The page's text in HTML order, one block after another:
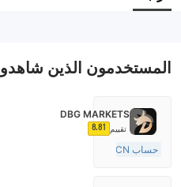
اسم الشركة
المستخدمون الذين شاهدوا
DBG MARKETS
تقييم 8.81
حساب ECN